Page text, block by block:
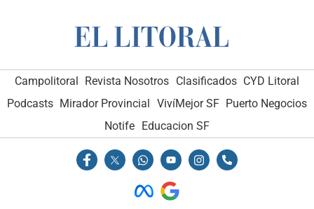
Campolitoral Revista Nosotros Clasificados CYD Litoral
Podcasts Mirador Provincial VivíMejor SF Puerto Negocios
Notife Educacion SF